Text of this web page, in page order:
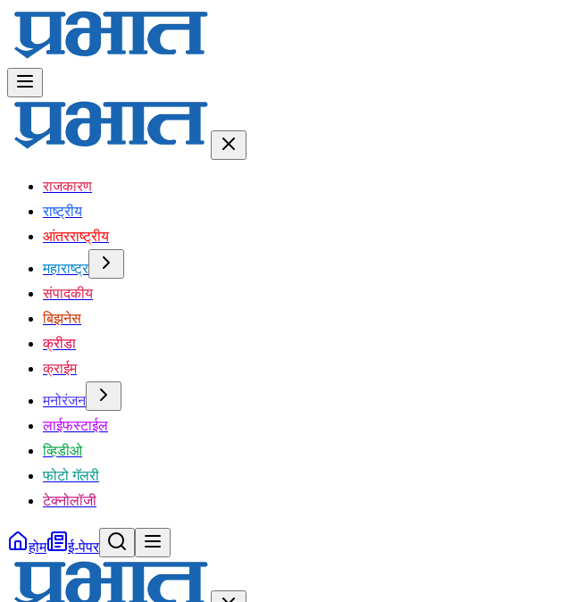
राजकारण
राष्ट्रीय
आंतरराष्ट्रीय
महाराष्ट्र
संपादकीय
बिझनेस
क्रीडा
क्राईम
मनोरंजन
लाईफस्टाईल
व्हिडीओ
फोटो गॅलरी
टेक्नोलॉजी
होम ई-पेपर